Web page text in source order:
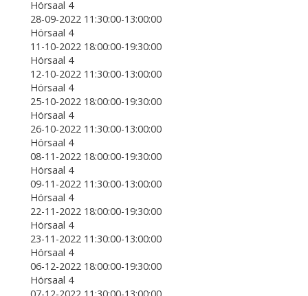
Hörsaal 4
28-09-2022 11:30:00-13:00:00
Hörsaal 4
11-10-2022 18:00:00-19:30:00
Hörsaal 4
12-10-2022 11:30:00-13:00:00
Hörsaal 4
25-10-2022 18:00:00-19:30:00
Hörsaal 4
26-10-2022 11:30:00-13:00:00
Hörsaal 4
08-11-2022 18:00:00-19:30:00
Hörsaal 4
09-11-2022 11:30:00-13:00:00
Hörsaal 4
22-11-2022 18:00:00-19:30:00
Hörsaal 4
23-11-2022 11:30:00-13:00:00
Hörsaal 4
06-12-2022 18:00:00-19:30:00
Hörsaal 4